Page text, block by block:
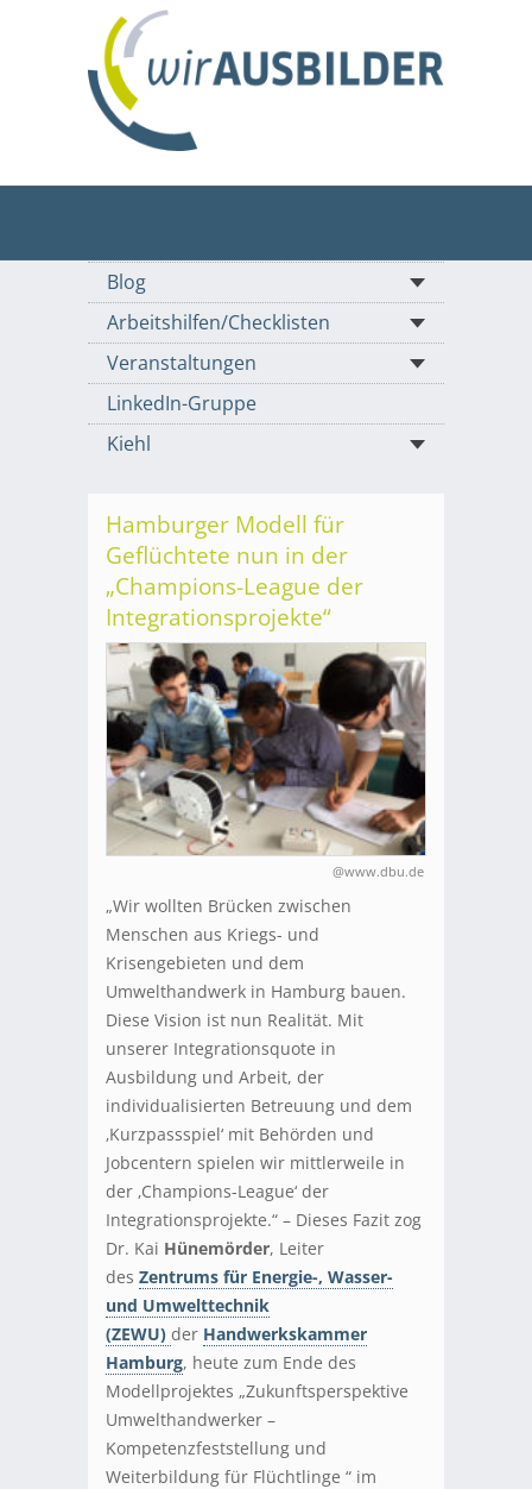
Blog
Arbeitshilfen/Checklisten
Veranstaltungen
LinkedIn-Gruppe
Kiehl
Hamburger Modell für
Geflüchtete nun in der
„Champions-League der
Integrationsprojekte“
@www.dbu.de
„Wir wollten Brücken zwischen
Menschen aus Kriegs- und
Krisengebieten und dem
Umwelthandwerk in Hamburg bauen.
Diese Vision ist nun Realität. Mit
unserer Integrationsquote in
Ausbildung und Arbeit, der
individualisierten Betreuung und dem
‚Kurzpassspiel‘ mit Behörden und
Jobcentern spielen wir mittlerweile in
der ‚Champions-League‘ der
Integrationsprojekte.“ – Dieses Fazit zog
Dr. Kai Hünemörder, Leiter
des Zentrums für Energie-, Wasser-
und Umwelttechnik
(ZEWU) der Handwerkskammer
Hamburg, heute zum Ende des
Modellprojektes „Zukunftsperspektive
Umwelthandwerker –
Kompetenzfeststellung und
Weiterbildung für Flüchtlinge “ im